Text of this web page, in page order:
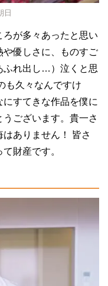
日
が多々あったと思い
や優しさに、ものすご
ふれ出し…）泣くと思
も久々なんですけ
すてきな作品を僕に
ございます。貴一さ
ありません！ 皆さ
財産です。